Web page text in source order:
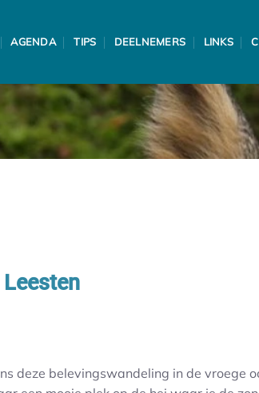
AGENDA TIPS DEELNEMERS LINKS
deze belevingswandeling in de vroege